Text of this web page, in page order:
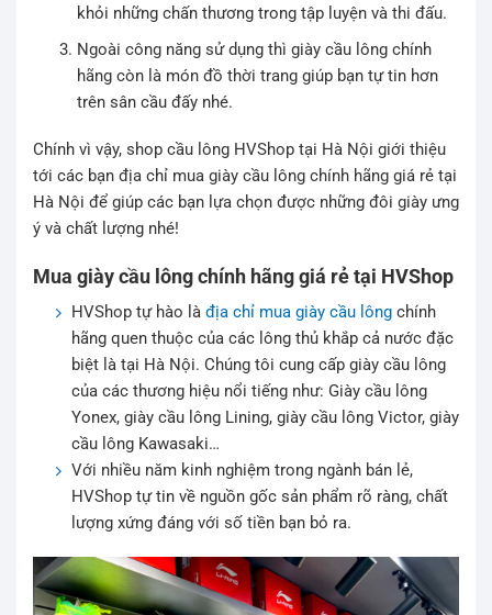
khỏi những chấn thương trong tập luyện và thi đấu.
Ngoài công năng sử dụng thì giày cầu lông chính
hãng còn là món đồ thời trang giúp bạn tự tin hơn
trên sân cầu đấy nhé.
Chính vì vậy, shop cầu lông HVShop tại Hà Nội giới thiệu
tới các bạn địa chỉ mua giày cầu lông chính hãng giá rẻ tại
Hà Nội để giúp các bạn lựa chọn được những đôi giày ưng
ý và chất lượng nhé!
Mua giày cầu lông chính hãng giá rẻ tại HVShop
HVShop tự hào là địa chỉ mua giày cầu lông chính
hãng quen thuộc của các lông thủ khắp cả nước đặc
biệt là tại Hà Nội. Chúng tôi cung cấp giày cầu lông
của các thương hiệu nổi tiếng như: Giày cầu lông
Yonex, giày cầu lông Lining, giày cầu lông Victor, giày
cầu lông Kawasaki…
Với nhiều năm kinh nghiệm trong ngành bán lẻ,
HVShop tự tin về nguồn gốc sản phẩm rõ ràng, chất
lượng xứng đáng với số tiền bạn bỏ ra.